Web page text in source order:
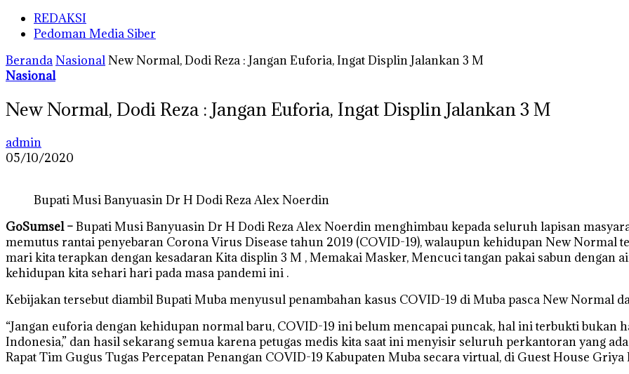
REDAKSI
Pedoman Media Siber
BerandaNasionalNew Normal, Dodi Reza : Jangan Euforia, Ingat Displin Jalankan 3 M
Nasional
New Normal, Dodi Reza : Jangan Euforia, Ingat Displin Jalankan 3 M
admin
05/10/2020
Bupati Musi Banyuasin Dr H Dodi Reza Alex Noerdin
GoSumsel –Bupati Musi Banyuasin Dr H Dodi Reza Alex Noerdin menghimbau kepada seluruh lapisan
memutus rantai penyebaran Corona Virus Disease tahun 2019 (COVID-19), walaupun kehidupan New Normal
mari kita terapkan dengan kesadaran Kita displin 3 M , Memakai Masker, Mencuci tangan pakai sabun dengan
kehidupan kita sehari hari pada masa pandemi ini .
Kebijakan tersebut diambil Bupati Muba menyusul penambahan kasus COVID-19 di Muba pasca New Normal
“Jangan euforia dengan kehidupan normal baru, COVID-19 ini belum mencapai puncak, hal ini terbukti bukan
Indonesia,” dan hasil sekarang semua karena petugas medis kita saat ini menyisir seluruh perkantoran yang
Rapat Tim Gugus Tugas Percepatan Penangan COVID-19 Kabupaten Muba secara virtual, di Guest House Griya